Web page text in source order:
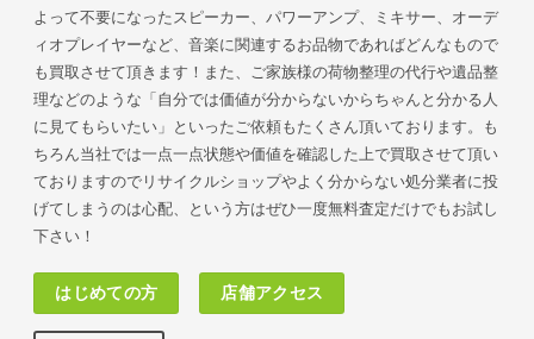
よって不要になったスピーカー、パワーアンプ、ミキサー、オーデ
ィオプレイヤーなど、音楽に関連するお品物であればどんなもので
も買取させて頂きます！また、ご家族様の荷物整理の代行や遺品整
理などのような「自分では価値が分からないからちゃんと分かる人
に見てもらいたい」といったご依頼もたくさん頂いております。も
ちろん当社では一点一点状態や価値を確認した上で買取させて頂い
ておりますのでリサイクルショップやよく分からない処分業者に投
げてしまうのは心配、という方はぜひ一度無料査定だけでもお試し
下さい！
はじめての方 店舗アクセス